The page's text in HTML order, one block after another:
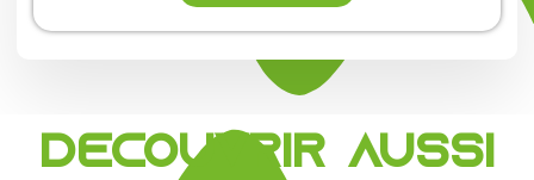
Découvrir aussi